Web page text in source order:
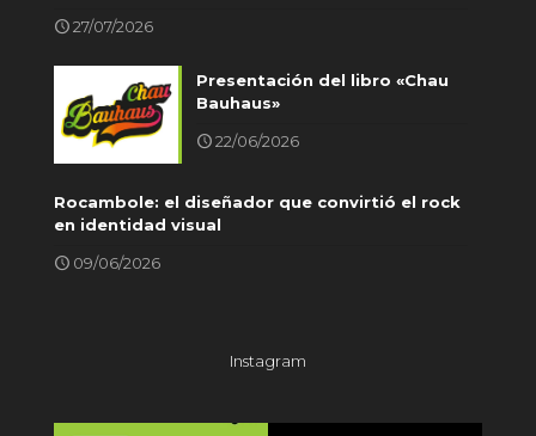
27/07/2026
Presentación del libro «Chau
Bauhaus»
22/06/2026
Rocambole: el diseñador que convirtió el rock
en identidad visual
09/06/2026
Instagram